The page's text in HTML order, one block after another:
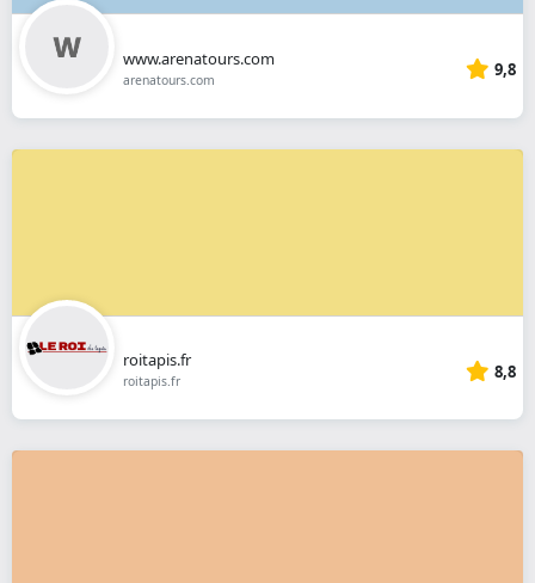
www.arenatours.com
arenatours.com 9,8
roitapis.fr
roitapis.fr 8,8